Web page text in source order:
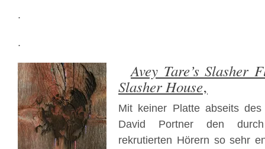
.
.
Avey Tare’s Slasher
Slasher House‚
Mit keiner Platte abseits
David Portner den
rekrutierten Hörern so sehr